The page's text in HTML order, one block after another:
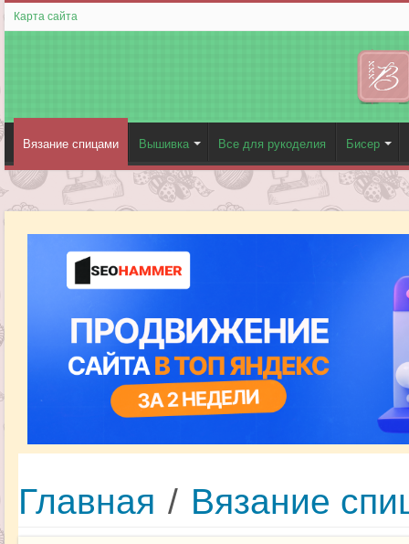
Карта сайта
Вязание спицами Вышивка Все для рукоделия Бисер
Главная / Вязание